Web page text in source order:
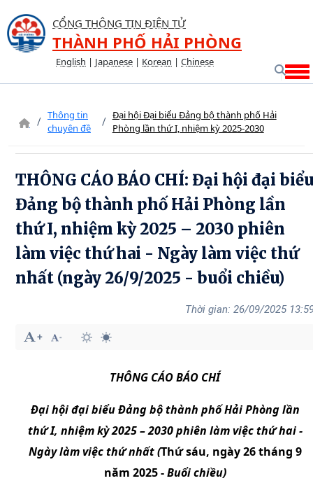
CỔNG THÔNG TIN ĐIỆN TỬ
THÀNH PHỐ HẢI PHÒNG
English | Japanese | Korean | Chinese
Thông tin
chuyên đề
Đại hội Đại biểu Đảng bộ thành phố Hải
Phòng lần thứ I, nhiệm kỳ 2025-2030
THÔNG CÁO BÁO CHÍ: Đại hội đại
Đảng bộ thành phố Hải Phòng lần
thứ I, nhiệm kỳ 2025 – 2030 phiên
làm việc thứ hai - Ngày làm việc thứ
nhất (ngày 26/9/2025 - buổi chiều)
26/09/2025
THÔNG CÁO BÁO CHÍ
Đại hội đại biểu Đảng bộ thành phố Hải Phòng lần
thứ I, nhiệm kỳ 2025 – 2030 phiên làm việc thứ hai -
Ngày làm việc thứ nhất (Thứ sáu, ngày 26 tháng 9
năm 2025 -Buổi chiều)